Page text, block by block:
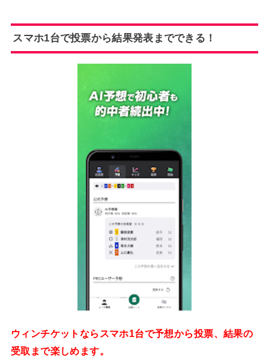
スマホ1台で投票から結果発表までできる！
ウィンチケットならスマホ1台で予想から投票、結果の
受取まで楽しめます。